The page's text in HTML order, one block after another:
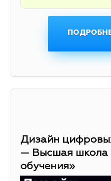
Дизайн
— Высшая школа
обучения»